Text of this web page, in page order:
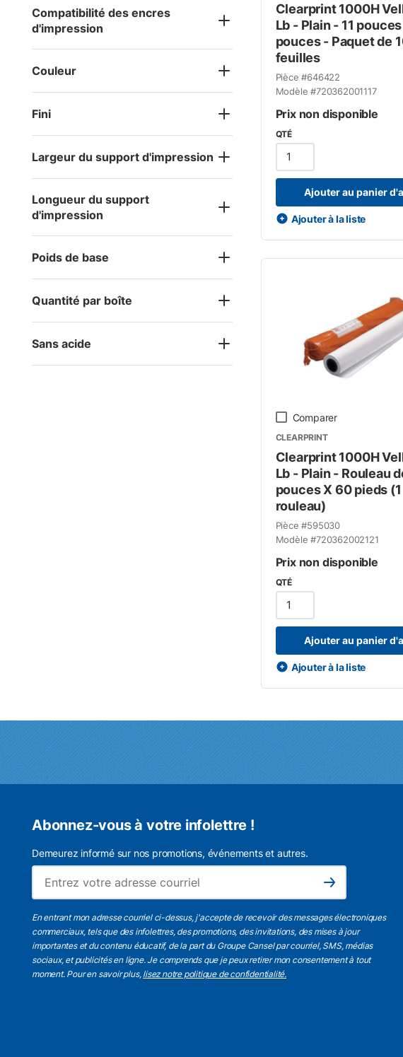
Compatibilité des encres
d'impression
Couleur
Fini
Largeur du support d'impression
Longueur du support
d'impression
Poids de base
Quantité par boîte
Sans acide
Clearprint 1000H
Lb - Plain - 11 pouces
pouces - Paquet de
feuilles
Pièce #646422
Modèle #720362001117
Prix non disponible
QTÉ
Ajouter au panier
Ajouter à la liste
Comparer
CLEARPRINT
Clearprint 1000H
Lb - Plain - Rouleau
pouces X 60 pieds (1
rouleau)
Pièce #595030
Modèle #720362002121
Prix non disponible
QTÉ
Ajouter au panier
Ajouter à la liste
Abonnez-vous à votre infolettre !
Demeurez informé sur nos promotions, événements et autres.
Subscribe
L'adresse
En entrant mon adresse courriel ci-dessus, j'accepte de recevoir des messages électroniques
commerciaux, tels que des infolettres, des promotions, des invitations, des mises à jour
importantes et du contenu éducatif, de la part du Groupe Cansel par courriel, SMS, médias
sociaux, et publicités en ligne. Je comprends que je peux retirer mon consentement à tout
moment. Pour en savoir plus, lisez notre politique de confidentialité.